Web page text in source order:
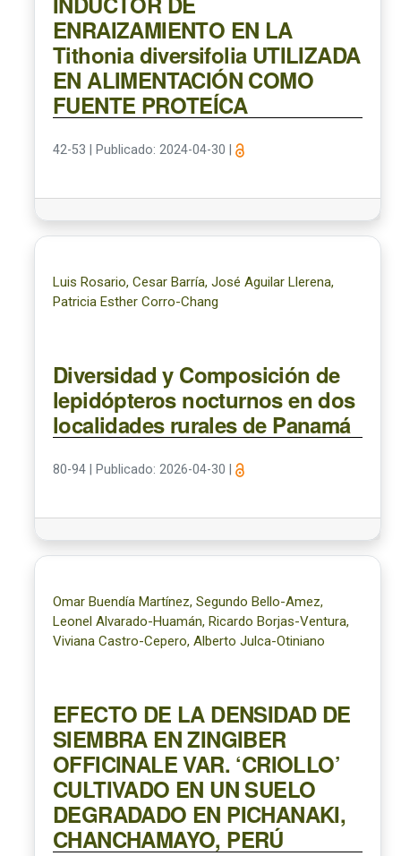
ENRAIZAMIENTO EN LA
Tithonia diversifolia UTILIZADA
EN ALIMENTACIÓN COMO
FUENTE PROTEÍCA
42-53 Publicado: 2024-04-30
Luis Rosario, Cesar Barría, José Aguilar Llerena,
Patricia Esther Corro-Chang
Diversidad y Composición de
lepidópteros nocturnos en dos
localidades rurales de Panamá
80-94 Publicado: 2026-04-30
Omar Buendía Martínez, Segundo Bello-Amez,
Leonel Alvarado-Huamán, Ricardo Borjas-Ventura,
Viviana Castro-Cepero, Alberto Julca-Otiniano
EFECTO DE LA DENSIDAD DE
SIEMBRA EN ZINGIBER
OFFICINALE VAR. ‘CRIOLLO’
CULTIVADO EN UN SUELO
DEGRADADO EN PICHANAKI,
CHANCHAMAYO, PERÚ